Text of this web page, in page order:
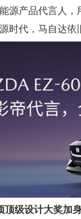
源产品代言人
时代，马自达依
顶级设计大奖加